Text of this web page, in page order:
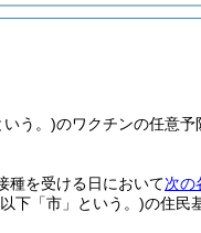
いう。)のワクチンの任意予
種を受ける日において次の
下「市」という。)の住民